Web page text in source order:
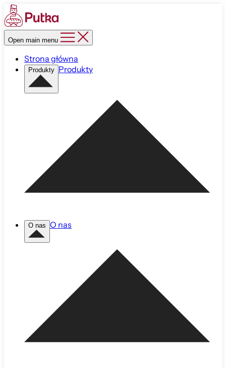
Open main menu
Strona główna
Produkty Produkty
O nas O nas